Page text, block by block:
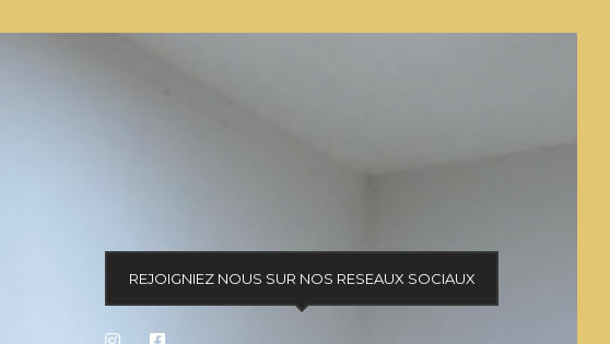
REJOIGNIEZ NOUS SUR NOS RESEAUX SOCIAUX